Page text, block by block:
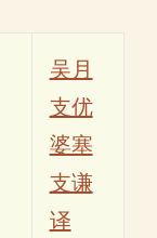
吴月
支优
婆塞
支谦
译